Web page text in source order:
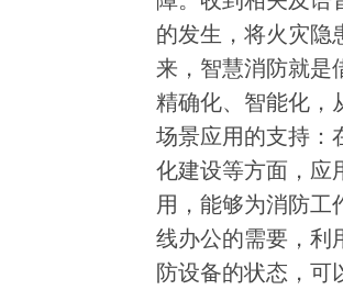
的发生，将火灾隐
来，智慧消防就是
精确化、智能化，
场景应用的支持：
化建设等方面，应
用，能够为消防工
线办公的需要，利
防设备的状态，可